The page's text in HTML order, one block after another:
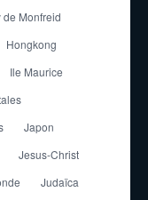
de Monfreid
Hongkong
Ile Maurice
Japon
Jesus-Christ
Judaïca